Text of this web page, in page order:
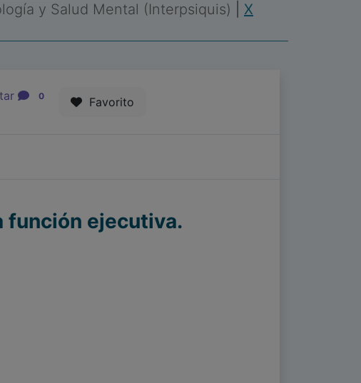
y Salud Mental (Interpsiquis)
X
0 Favorito
función ejecutiva.